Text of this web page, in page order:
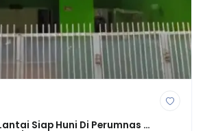
Siap Huni Di Perumnas